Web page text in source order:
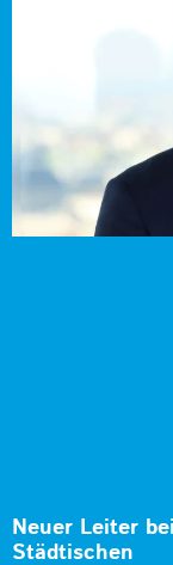
Neuer Leiter
Städtischen